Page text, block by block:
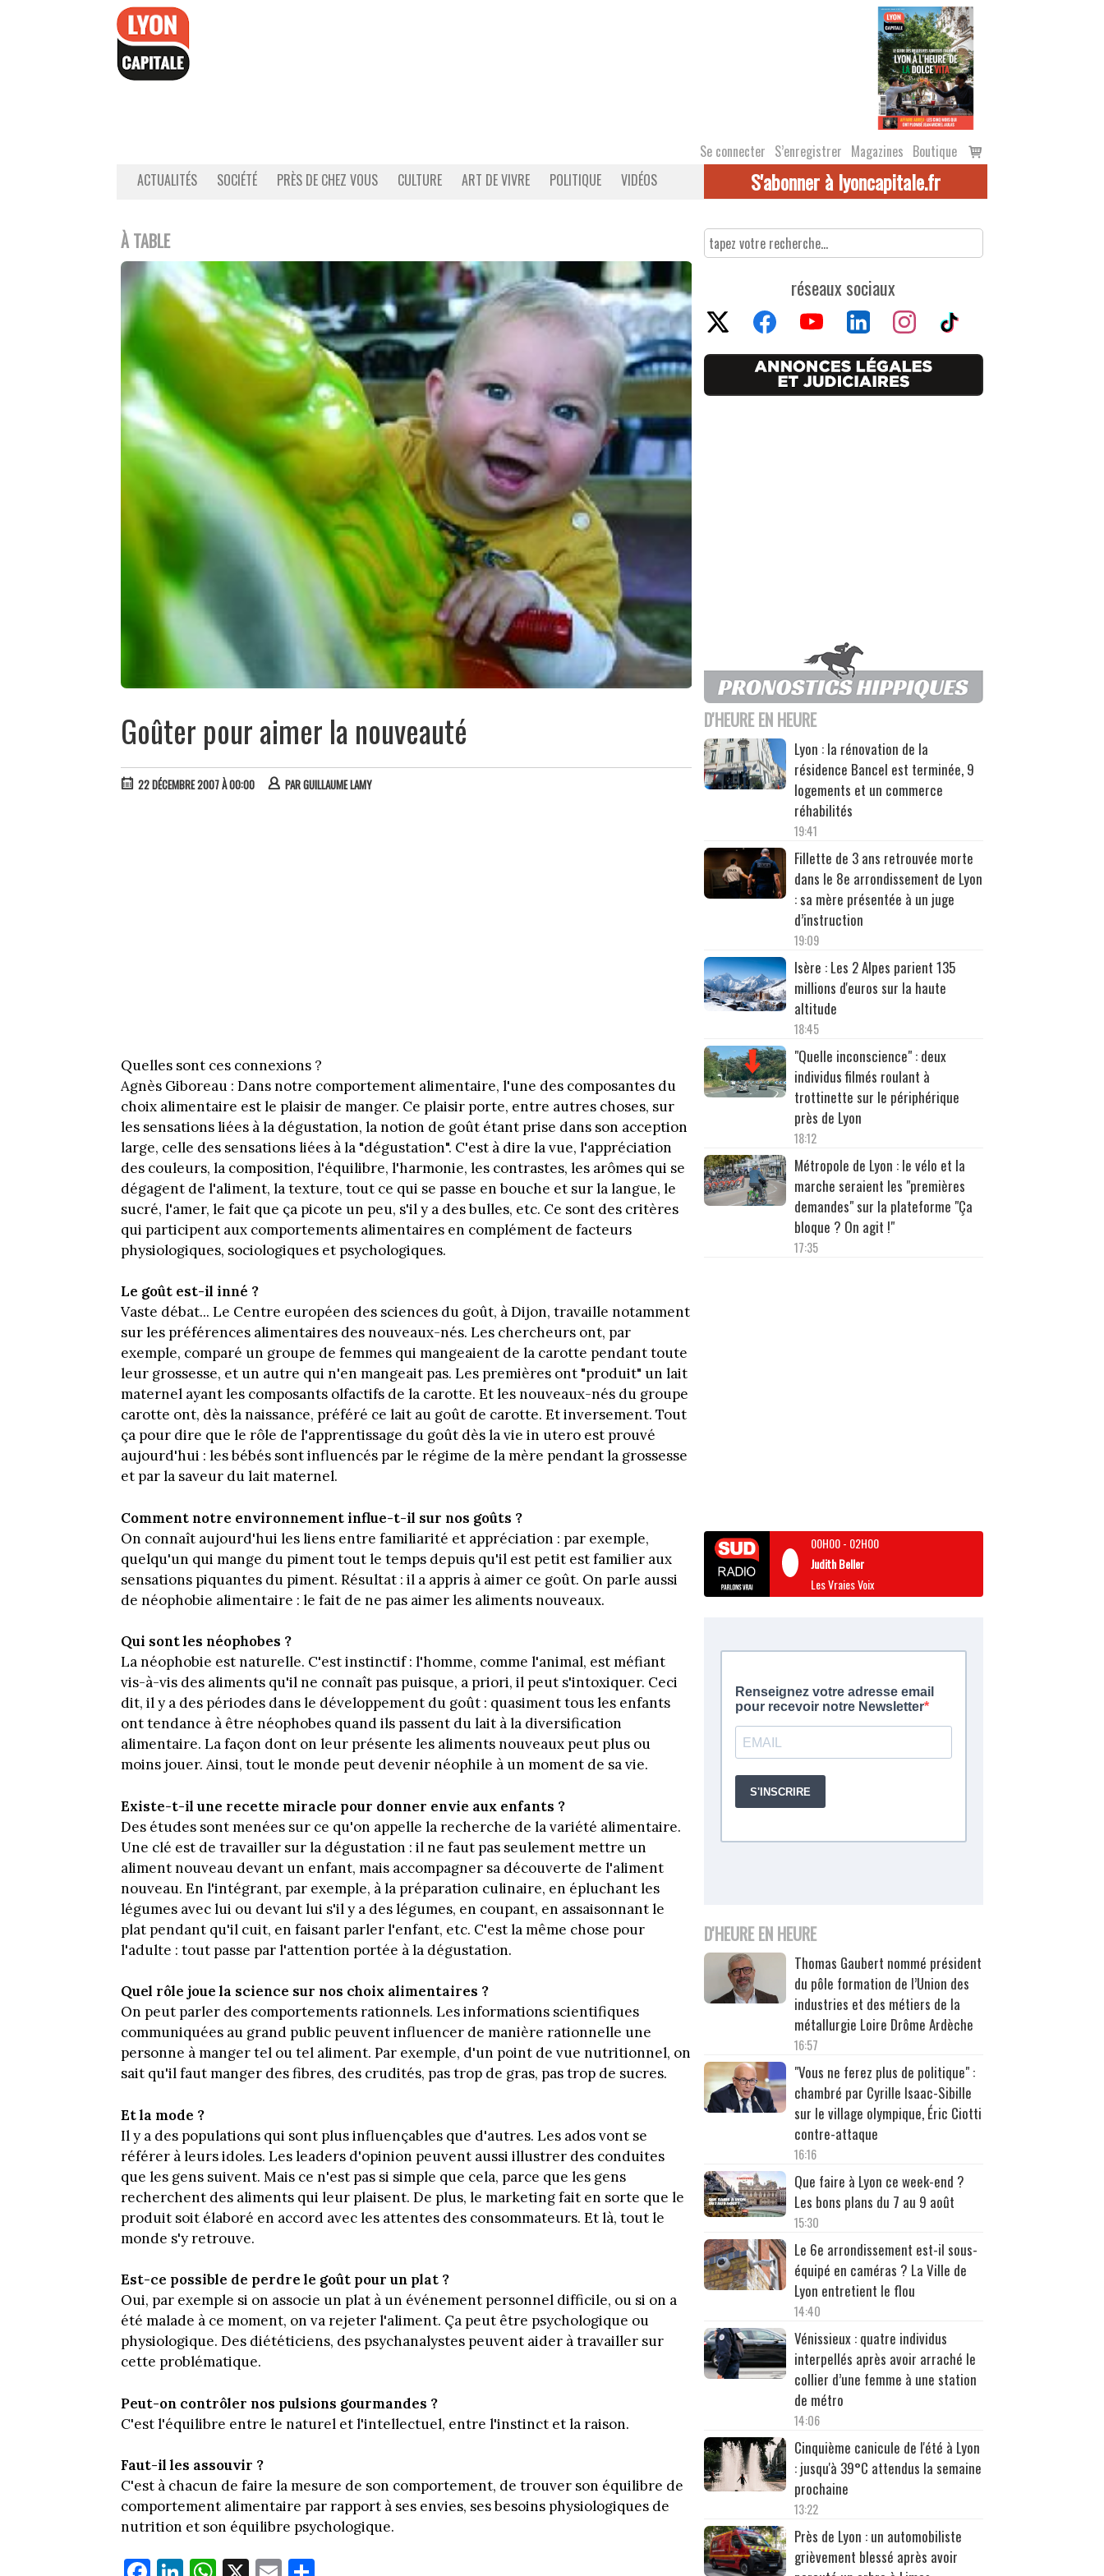
Se connecter S’enregistrer Magazines Boutique
Voir
le
ACTUALITÉS SOCIÉTÉ PRÈS DE CHEZ VOUS CULTURE ART DE VIVRE POLITIQUE VIDÉOS S'abonner à lyoncapitale.fr
À TABLE
Goûter pour aimer la nouveauté
22 DÉCEMBRE 2007 À 00:00 PARGUILLAUME LAMY
Quelles sont ces connexions ?
Agnès Giboreau : Dans notre comportement alimentaire, l'une des composantes du
choix alimentaire est le plaisir de manger. Ce plaisir porte, entre autres choses, sur
les sensations liées à la dégustation, la notion de goût étant prise dans son acception
large, celle des sensations liées à la "dégustation". C'est à dire la vue, l'appréciation
des couleurs, la composition, l'équilibre, l'harmonie, les contrastes, les arômes qui se
dégagent de l'aliment, la texture, tout ce qui se passe en bouche et sur la langue, le
sucré, l'amer, le fait que ça picote un peu, s'il y a des bulles, etc. Ce sont des critères
qui participent aux comportements alimentaires en complément de facteurs
physiologiques, sociologiques et psychologiques.
Le goût est-il inné ?
Vaste débat... Le Centre européen des sciences du goût, à Dijon, travaille notamment
sur les préférences alimentaires des nouveaux-nés. Les chercheurs ont, par
exemple, comparé un groupe de femmes qui mangeaient de la carotte pendant toute
leur grossesse, et un autre qui n'en mangeait pas. Les premières ont "produit" un lait
maternel ayant les composants olfactifs de la carotte. Et les nouveaux-nés du groupe
carotte ont, dès la naissance, préféré ce lait au goût de carotte. Et inversement. Tout
ça pour dire que le rôle de l'apprentissage du goût dès la vie in utero est prouvé
aujourd'hui : les bébés sont influencés par le régime de la mère pendant la grossesse
et par la saveur du lait maternel.
Comment notre environnement influe-t-il sur nos goûts ?
On connaît aujourd'hui les liens entre familiarité et appréciation : par exemple,
quelqu'un qui mange du piment tout le temps depuis qu'il est petit est familier aux
sensations piquantes du piment. Résultat : il a appris à aimer ce goût. On parle aussi
de néophobie alimentaire : le fait de ne pas aimer les aliments nouveaux.
Qui sont les néophobes ?
La néophobie est naturelle. C'est instinctif : l'homme, comme l'animal, est méfiant
vis-à-vis des aliments qu'il ne connaît pas puisque, a priori, il peut s'intoxiquer. Ceci
dit, il y a des périodes dans le développement du goût : quasiment tous les enfants
ont tendance à être néophobes quand ils passent du lait à la diversification
alimentaire. La façon dont on leur présente les aliments nouveaux peut plus ou
moins jouer. Ainsi, tout le monde peut devenir néophile à un moment de sa vie.
Existe-t-il une recette miracle pour donner envie aux enfants ?
Des études sont menées sur ce qu'on appelle la recherche de la variété alimentaire.
Une clé est de travailler sur la dégustation : il ne faut pas seulement mettre un
aliment nouveau devant un enfant, mais accompagner sa découverte de l'aliment
nouveau. En l'intégrant, par exemple, à la préparation culinaire, en épluchant les
légumes avec lui ou devant lui s'il y a des légumes, en coupant, en assaisonnant le
plat pendant qu'il cuit, en faisant parler l'enfant, etc. C'est la même chose pour
l'adulte : tout passe par l'attention portée à la dégustation.
Quel rôle joue la science sur nos choix alimentaires ?
On peut parler des comportements rationnels. Les informations scientifiques
communiquées au grand public peuvent influencer de manière rationnelle une
personne à manger tel ou tel aliment. Par exemple, d'un point de vue nutritionnel, on
sait qu'il faut manger des fibres, des crudités, pas trop de gras, pas trop de sucres.
Et la mode ?
Il y a des populations qui sont plus influençables que d'autres. Les ados vont se
référer à leurs idoles. Les leaders d'opinion peuvent aussi illustrer des conduites
que les gens suivent. Mais ce n'est pas si simple que cela, parce que les gens
recherchent des aliments qui leur plaisent. De plus, le marketing fait en sorte que le
produit soit élaboré en accord avec les attentes des consommateurs. Et là, tout le
monde s'y retrouve.
Est-ce possible de perdre le goût pour un plat ?
Oui, par exemple si on associe un plat à un événement personnel difficile, ou si on a
été malade à ce moment, on va rejeter l'aliment. Ça peut être psychologique ou
physiologique. Des diététiciens, des psychanalystes peuvent aider à travailler sur
cette problématique.
Peut-on contrôler nos pulsions gourmandes ?
C'est l'équilibre entre le naturel et l'intellectuel, entre l'instinct et la raison.
Faut-il les assouvir ?
C'est à chacun de faire la mesure de son comportement, de trouver son équilibre de
comportement alimentaire par rapport à ses envies, ses besoins physiologiques de
nutrition et son équilibre psychologique.
réseaux sociaux
D'HEURE EN HEURE
Lyon : la rénovation de la
résidence Bancel est terminée, 9
logements et un commerce
réhabilités
19:41
Fillette de 3 ans retrouvée morte
dans le 8e arrondissement de Lyon
: sa mère présentée à un juge
d’instruction
19:09
Isère : Les 2 Alpes parient 135
millions d'euros sur la haute
altitude
18:45
"Quelle inconscience" : deux
individus filmés roulant à
trottinette sur le périphérique
près de Lyon
18:12
Métropole de Lyon : le vélo et la
marche seraient les "premières
demandes" sur la plateforme "Ça
bloque ? On agit !"
17:35
00H00- 02H00
Judith Beller
Les Vraies Voix
D'HEURE EN HEURE
Thomas Gaubert nommé président
du pôle formation de l’Union des
industries et des métiers de la
métallurgie Loire Drôme Ardèche
16:57
"Vous ne ferez plus de politique" :
chambré par Cyrille Isaac-Sibille
sur le village olympique, Éric Ciotti
contre-attaque
16:16
Que faire à Lyon ce week-end ?
Les bons plans du 7 au 9 août
15:30
Le 6e arrondissement est-il sous-
équipé en caméras ? La Ville de
Lyon entretient le flou
14:40
Vénissieux : quatre individus
interpellés après avoir arraché le
collier d’une femme à une station
de métro
14:06
Cinquième canicule de l'été à Lyon
: jusqu'à 39°C attendus la semaine
prochaine
13:22
Près de Lyon : un automobiliste
grièvement blessé après avoir